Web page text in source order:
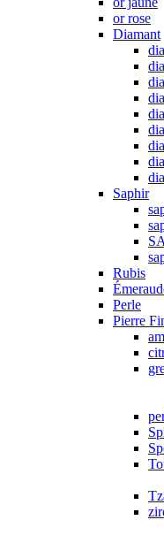
or rose
Diamant
Saphir
Rubis
Perle
Pierre